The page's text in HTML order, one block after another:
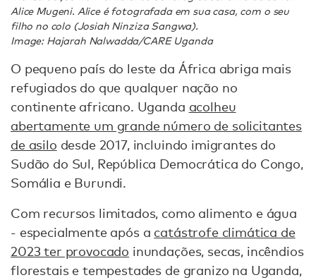
Alice Mugeni. Alice é fotografada em sua casa, com o seu
filho no colo (Josiah Ninziza Sangwa).
Image: Hajarah Nalwadda/CARE Uganda
O pequeno país do leste da África abriga mais
refugiados do que qualquer nação no
continente africano. Uganda acolheu
abertamente um grande número de solicitantes
de asilo desde 2017, incluindo imigrantes do
Sudão do Sul, República Democrática do Congo,
Somália e Burundi.
Com recursos limitados, como alimento e água
- especialmente após a catástrofe climática de
2023 ter provocado inundações, secas, incêndios
florestais e tempestades de granizo na Uganda,